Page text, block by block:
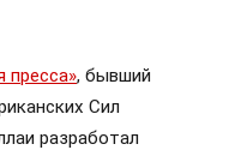
пресса», бывший
Сил
разработал